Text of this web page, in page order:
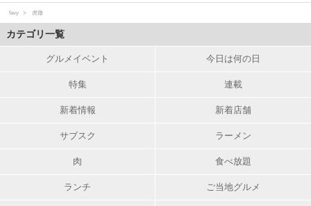
favy 虎徹
カテゴリ一覧
グルメイベント 今日は何の日
特集 連載
新着情報 新着店舗
サブスク ラーメン
肉 食べ放題
ランチ ご当地グルメ